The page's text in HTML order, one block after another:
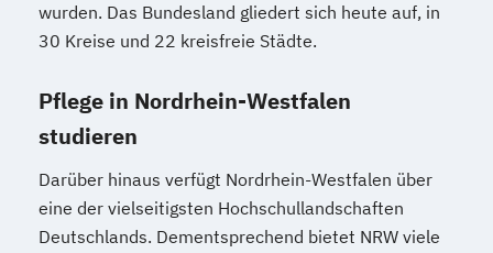
wurden. Das Bundesland gliedert sich heute auf, in
30 Kreise und 22 kreisfreie Städte.
Pflege in Nordrhein-Westfalen
studieren
Darüber hinaus verfügt Nordrhein-Westfalen über
eine der vielseitigsten Hochschullandschaften
Deutschlands. Dementsprechend bietet NRW viele